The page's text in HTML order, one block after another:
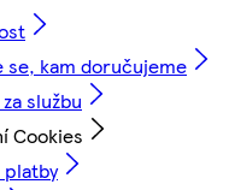
se, kam doručujeme
službu
Cookies
platby